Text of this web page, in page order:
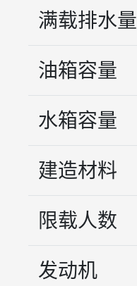
满载排水量
油箱容量
水箱容量
建造材料
限载人数
发动机